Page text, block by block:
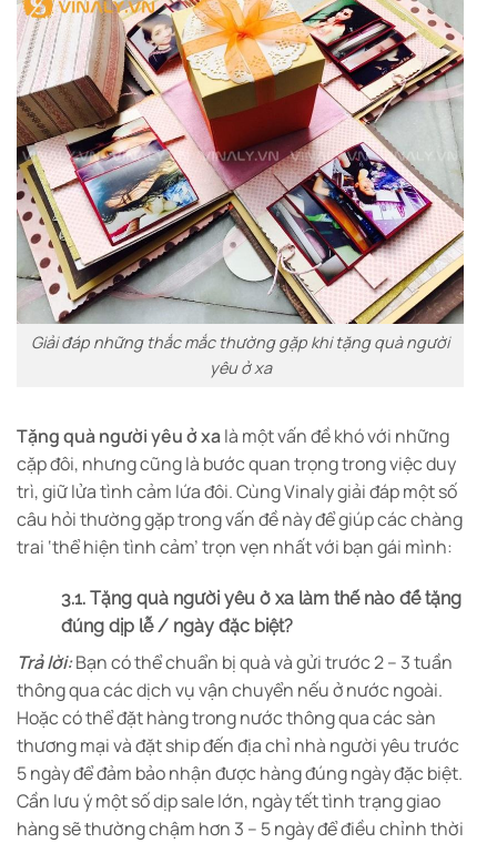
Giải đáp những thắc mắc thường gặp khi tặng quà người
yêu ở xa
Tặng quà người yêu ở xalà một vấn đề khó với những
cặp đôi, nhưng cũng là bước quan trọng trong việc duy
trì, giữ lửa tình cảm lứa đôi. Cùng Vinaly giải đáp một số
câu hỏi thường gặp trong vấn đề này để giúp các chàng
trai ‘thể hiện tình cảm’ trọn vẹn nhất với bạn gái mình:
3.1. Tặng quà người yêu ở xa làm thế nào để tặng
đúng dịp lễ / ngày đặc biệt?
Trả lời:Bạn có thể chuẩn bị quà và gửi trước 2 – 3 tuần
thông qua các dịch vụ vận chuyển nếu ở nước ngoài.
Hoặc có thể đặt hàng trong nước thông qua các sàn
thương mại và đặt ship đến địa chỉ nhà người yêu trước
5 ngày để đảm bảo nhận được hàng đúng ngày đặc biệt.
Cần lưu ý một số dịp sale lớn, ngày tết tình trạng giao
hàng sẽ thường chậm hơn 3 – 5 ngày để điều chỉnh thời